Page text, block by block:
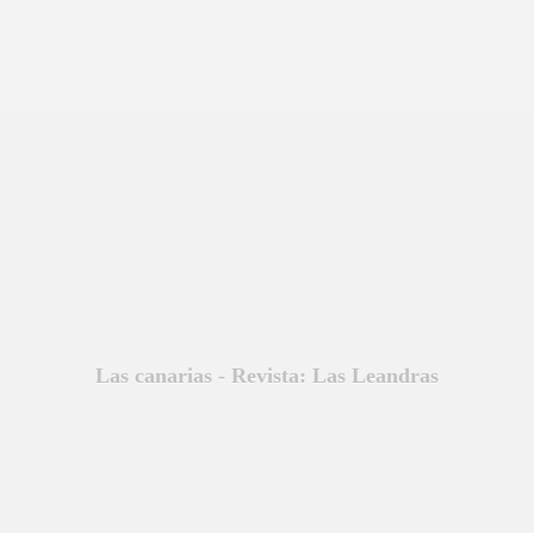
Las canarias - Revista: Las Leandras